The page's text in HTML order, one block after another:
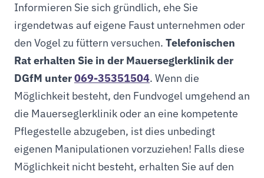
Informieren Sie sich gründlich, ehe Sie
irgendetwas auf eigene Faust unternehmen oder
den Vogel zu füttern versuchen. Telefonischen
Rat erhalten Sie in der Mauerseglerklinik der
DGfM unter069-35351504. Wenn die
Möglichkeit besteht, den Fundvogel umgehend an
die Mauerseglerklinik oder an eine kompetente
Pflegestelle abzugeben, ist dies unbedingt
eigenen Manipulationen vorzuziehen! Falls diese
Möglichkeit nicht besteht, erhalten Sie auf den